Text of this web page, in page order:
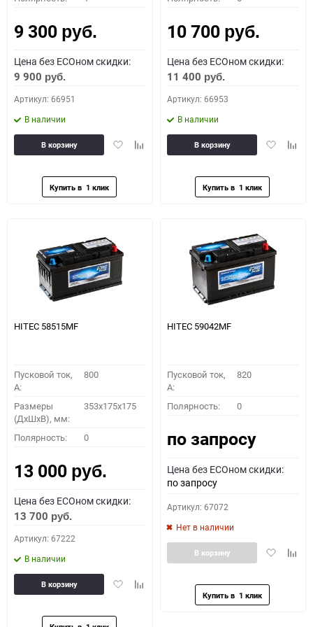
9 300 руб.
Цена без ECOном скидки:
9 900 руб.
Артикул: 66951
В наличии
ДобавитьДобавить
В корзину
10 700 руб.
Цена без ECOном скидки:
11 400 руб.
Артикул: 66953
В наличии
Добавить
В корзину
HITEC 58515MF
Пусковой ток,
A:
800
Размеры
(ДхШхВ), мм:
353x175x175
Полярность: 0
13 000 руб.
Цена без ECOном скидки:
13 700 руб.
Артикул: 67222
В наличии
ДобавитьДобавить
В корзину
HITEC 59042MF
Пусковой ток,
A:
820
Полярность: 0
по запросу
Цена без ECOном скидки:
по запросу
Артикул: 67072
Нет в наличии
Добавить
В корзину